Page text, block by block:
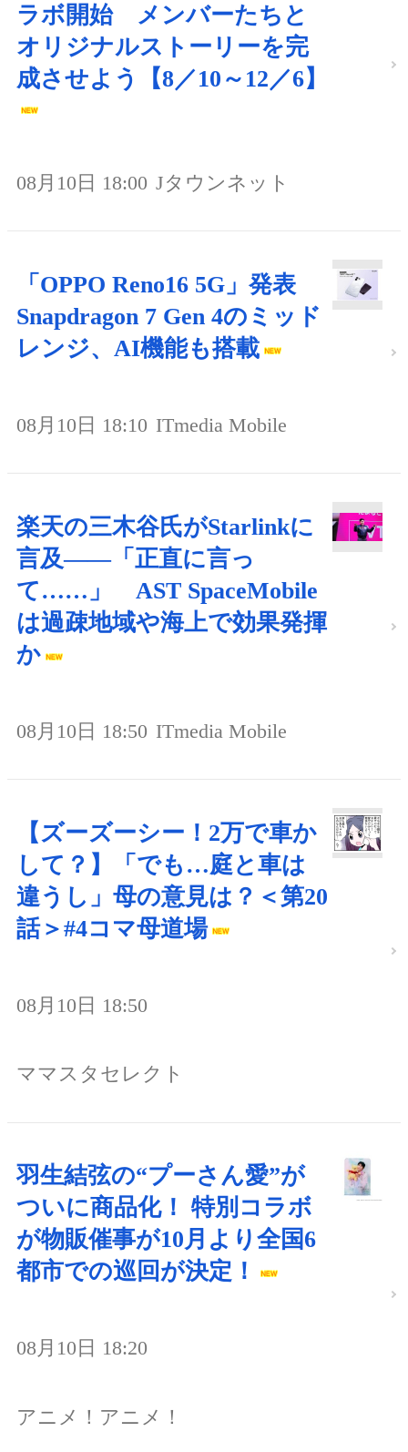
ラボ開始 メンバーたちと
オリジナルストーリーを完
成させよう【8／10～12／6】
08月10日 18:00 Jタウンネット
「OPPO Reno16 5G」発表
Snapdragon 7 Gen 4のミッド
レンジ、AI機能も搭載
08月10日 18:10 ITmedia Mobile
楽天の三木谷氏がStarlinkに
言及――「正直に言っ
て……」 AST SpaceMobile
は過疎地域や海上で効果発揮
か
08月10日 18:50 ITmedia Mobile
【ズーズーシー！2万で車か
して？】「でも…庭と車は
違うし」母の意見は？＜第20
話＞#4コマ母道場
08月10日 18:50
ママスタセレクト
羽生結弦の“プーさん愛”が
ついに商品化！ 特別コラボ
が物販催事が10月より全国6
都市での巡回が決定！
08月10日 18:20
アニメ！アニメ！